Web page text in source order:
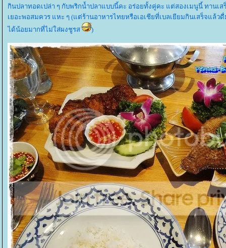
กินปลาทอดเปล่า ๆ กับพริกน้ำปลาแบบนี้คะ อร่อยทั้งคู่คะ แต่สองเมนูนี้ ทานเส
เยอะพอสมควร แหะ ๆ (แต่ร้านอาหารไทยหรือเอเชียที่เบลเยียมกินเสร็จแล้ว
ได้น้อยมากที่ไม่ใส่ผงชูรส
)